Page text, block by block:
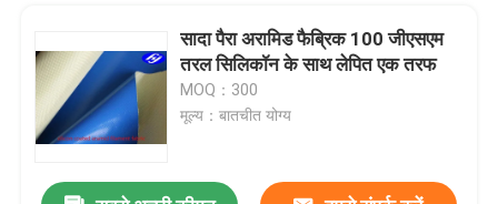
होम
उत्पाद
वीडियो
सादा पैरा अरामिड फैब्रिक 100 जीएसएम
तरल सिलिकॉन के साथ लेपित एक तरफ
MOQ：300
मूल्य：बातचीत योग्य